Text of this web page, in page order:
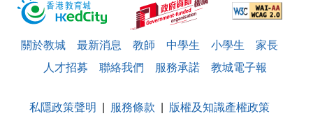
關於教城 最新消息 教師 中學生 小學生
家長
人才招募
聯絡我們 服務承諾 教城電子報
私隱政策聲明 服務條款
版權及知識產權政策